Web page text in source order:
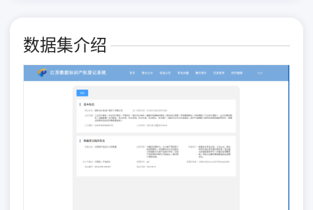
数据集介绍